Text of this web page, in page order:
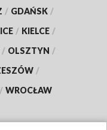
/ GDAŃSK /
/ KIELCE /
/ OLSZTYN /
/
/ WROCŁAW